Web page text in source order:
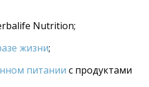
Nutrition;
жизни;
питании с продуктами